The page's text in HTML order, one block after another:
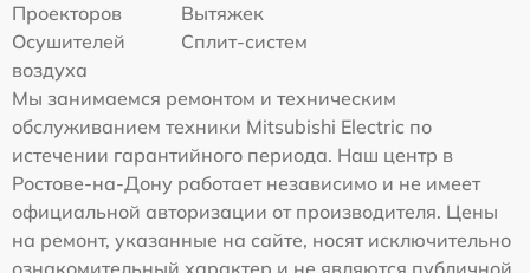
Проекторов
Вытяжек
Осушителей
воздуха
Сплит-систем
Мы занимаемся ремонтом и техническим
обслуживанием техники Mitsubishi Electric по
истечении гарантийного периода. Наш центр в
Ростове-на-Дону работает независимо и не имеет
официальной авторизации от производителя. Цены
на ремонт, указанные на сайте, носят исключительно